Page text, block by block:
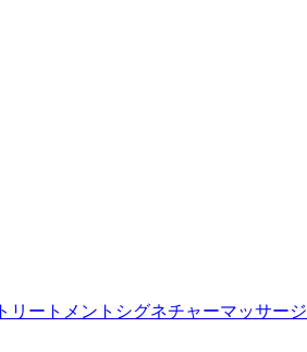
リートメント シグネチャーマッサージ